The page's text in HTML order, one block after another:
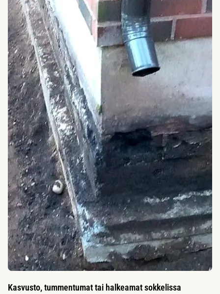
Kasvusto, tummentumat tai halkeamat sokkelissa